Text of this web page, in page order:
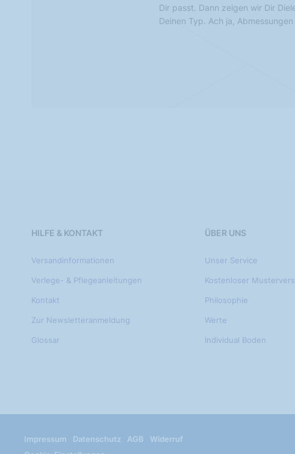
Dir passt. Dann zeigen wir Dir
Deinen Typ. Ach ja,
HILFE & KONTAKT
Versandinformationen
Verlege- & Pflegeanleitungen
Kontakt
Zur Newsletteranmeldung
Glossar
ÜBER UNS
Unser Service
Kostenloser
Philosophie
Werte
Individual Boden
Impressum Datenschutz AGB
Widerruf